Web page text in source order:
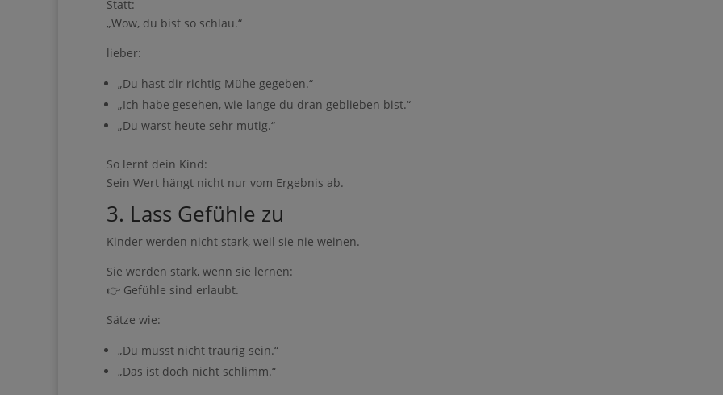
„Wow, du bist so schlau.“
lieber:
„Du hast dir richtig Mühe gegeben.“
„Ich habe gesehen, wie lange du dran geblieben bist.“
„Du warst heute sehr mutig.“
So lernt dein Kind:
Sein Wert hängt nicht nur vom Ergebnis ab.
3. Lass Gefühle zu
Kinder werden nicht stark, weil sie nie weinen.
Sie werden stark, wenn sie lernen:
👉 Gefühle sind erlaubt.
Sätze wie:
„Du musst nicht traurig sein.“
„Das ist doch nicht schlimm.“
übertragen werden